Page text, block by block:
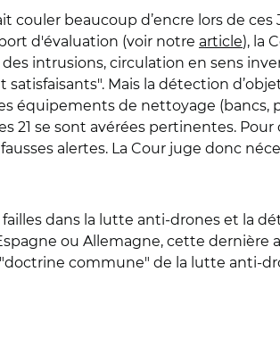
couler beaucoup d’encre lors de
d'évaluation (voir notre article), la
intrusions, circulation en sens
Mais la détection
équipements de nettoyage (bancs,
21 se sont avérées pertinentes.
alertes. La Cour juge donc
dans la lutte anti-drones et la
ou Allemagne, cette
commune" de la lutte anti-